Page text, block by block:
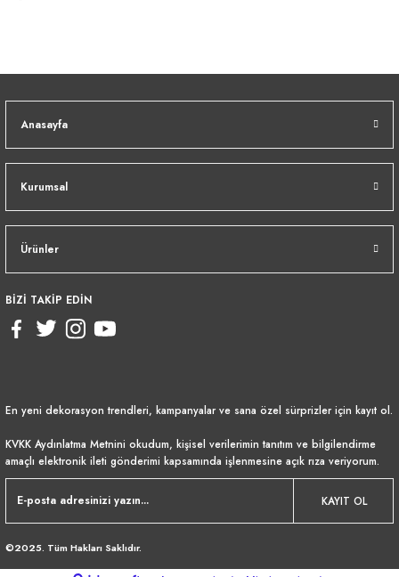
Anasayfa
Kurumsal
Ürünler
BİZİ TAKİP EDİN
En yeni dekorasyon trendleri, kampanyalar ve sana özel sürprizler için kayıt ol.
KVKK Aydınlatma Metnini okudum, kişisel verilerimin tanıtım ve bilgilendirme
amaçlı elektronik ileti gönderimi kapsamında işlenmesine açık rıza veriyorum.
KAYIT OL
©2025. Tüm Hakları Saklıdır.